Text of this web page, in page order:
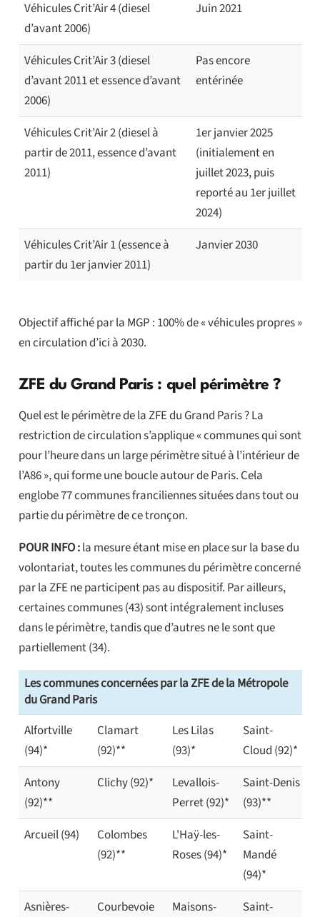
Véhicules Crit’Air 4 (diesel
d’avant 2006)
Juin 2021
Véhicules Crit’Air 3 (diesel
d’avant 2011 et essence d’avant
2006)
Pas encore
entérinée
Véhicules Crit’Air 2 (diesel à
partir de 2011, essence d’avant
2011)
1er janvier 2025
(initialement en
juillet 2023, puis
reporté au 1er juillet
2024)
Véhicules Crit’Air 1 (essence à
partir du 1er janvier 2011)
Janvier 2030
Objectif affiché par la MGP : 100% de « véhicules propres »
en circulation d’ici à 2030.
ZFE du Grand Paris : quel périmètre ?
Quel est le périmètre de la ZFE du Grand Paris ? La
restriction de circulation s’applique « communes qui sont
pour l’heure dans un large périmètre situé à l’intérieur de
l’A86 », qui forme une boucle autour de Paris. Cela
englobe 77 communes franciliennes situées dans tout ou
partie du périmètre de ce tronçon.
POUR INFO :la mesure étant mise en place sur la base du
volontariat, toutes les communes du périmètre concerné
par la ZFE ne participent pas au dispositif. Par ailleurs,
certaines communes (43) sont intégralement incluses
dans le périmètre, tandis que d’autres ne le sont que
partiellement (34).
Les communes concernées par la ZFE de la Métropole
du Grand Paris
Alfortville
(94)*
Clamart
(92)**
Les Lilas
(93)*
Saint-
Cloud (92)*
Antony
(92)**
Clichy (92)*
Levallois-
Perret (92)*
Saint-Denis
(93)**
Arcueil (94)
Colombes
(92)**
L'Haÿ-les-
Roses (94)*
Saint-
Mandé
(94)*
Asnières-
Courbevoie
Maisons-
Saint-